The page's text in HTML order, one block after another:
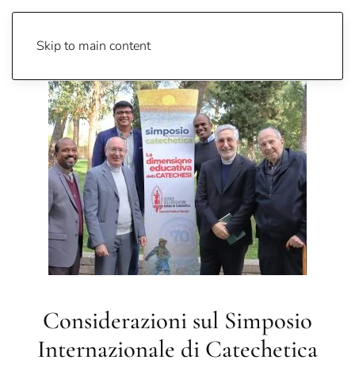
Skip to main content
Catechetica UPS
Considerazioni sul Simposio
Internazionale di Catechetica